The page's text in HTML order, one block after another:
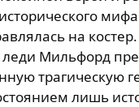
на
леди Мильфорд
трагическую
лишь